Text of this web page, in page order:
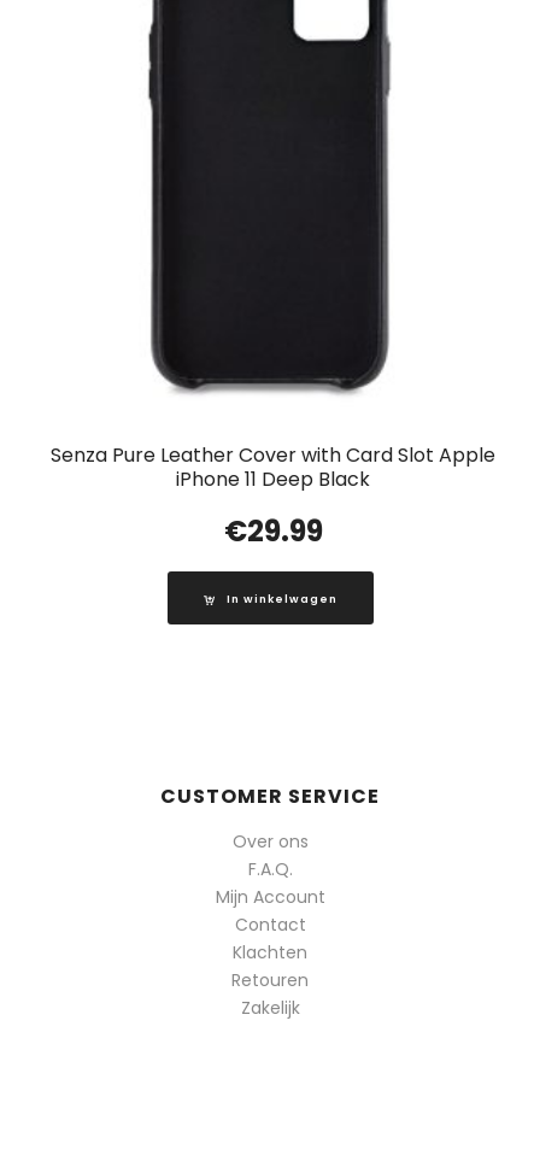
Senza Pure Leather Cover with Card Slot Apple
iPhone 11 Deep Black
€29.99
In winkelwagen
CUSTOMER SERVICE
Over ons
F.A.Q.
Mijn Account
Contact
Klachten
Retouren
Zakelijk